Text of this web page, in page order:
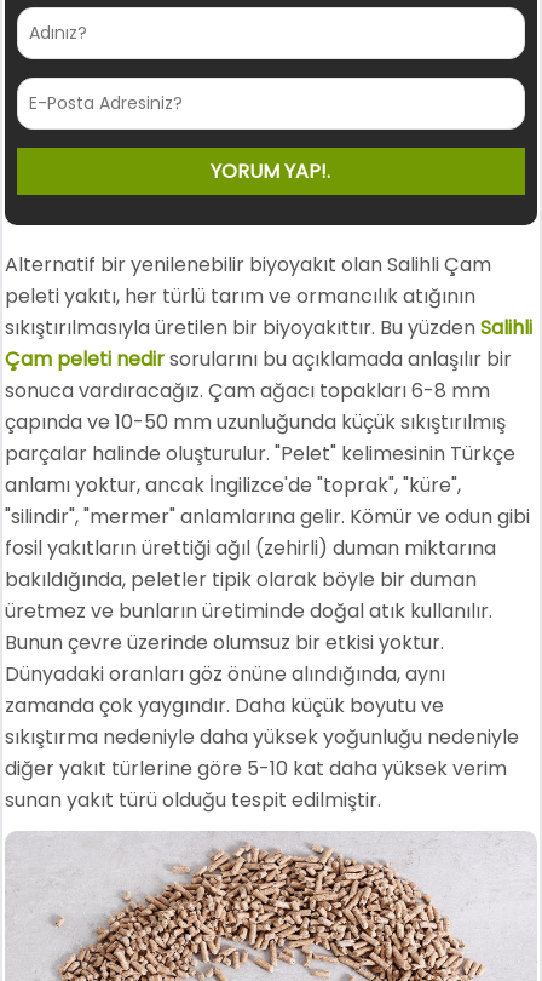
Alternatif bir yenilenebilir biyoyakıt olan Salihli Çam
peleti yakıtı, her türlü tarım ve ormancılık atığının
sıkıştırılmasıyla üretilen bir biyoyakıttır. Bu yüzdenSalihli
Çam peleti nedirsorularını bu açıklamada anlaşılır bir
sonuca vardıracağız. Çam ağacı topakları 6-8 mm
çapında ve 10-50 mm uzunluğunda küçük sıkıştırılmış
parçalar halinde oluşturulur. "Pelet" kelimesinin Türkçe
anlamı yoktur, ancak İngilizce'de "toprak", "küre",
"silindir", "mermer" anlamlarına gelir. Kömür ve odun gibi
fosil yakıtların ürettiği ağıl (zehirli) duman miktarına
bakıldığında, peletler tipik olarak böyle bir duman
üretmez ve bunların üretiminde doğal atık kullanılır.
Bunun çevre üzerinde olumsuz bir etkisi yoktur.
Dünyadaki oranları göz önüne alındığında, aynı
zamanda çok yaygındır. Daha küçük boyutu ve
sıkıştırma nedeniyle daha yüksek yoğunluğu nedeniyle
diğer yakıt türlerine göre 5-10 kat daha yüksek verim
sunan yakıt türü olduğu tespit edilmiştir.